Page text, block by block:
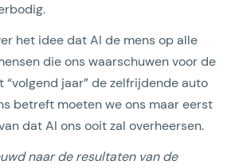
het idee dat AI de mens op alle
die ons waarschuwen voor de
jaar” de zelfrijdende auto
betreft moeten we ons maar eerst
dat AI ons ooit zal overheersen.
naar de resultaten van de